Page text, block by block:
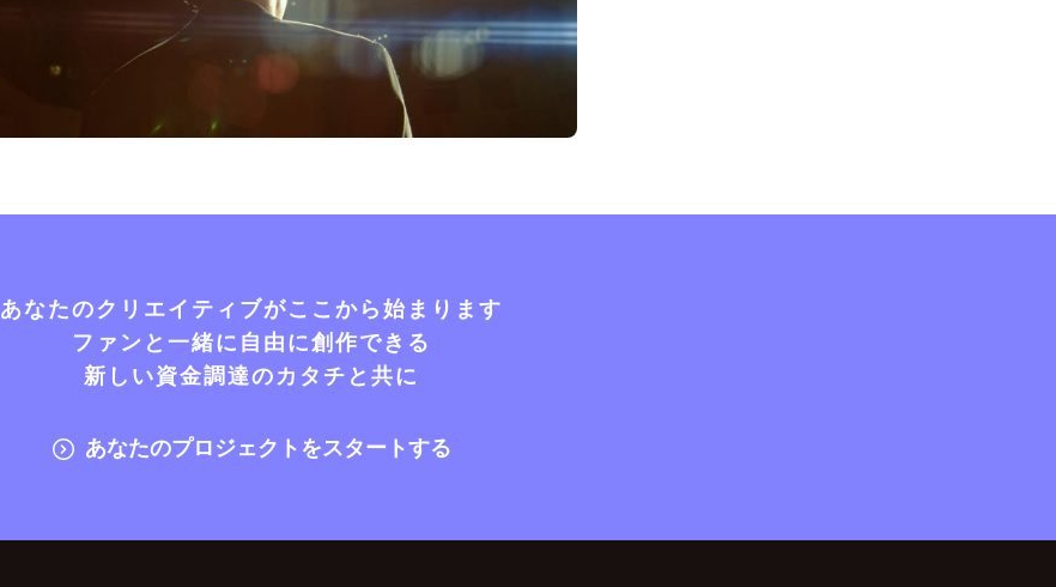
あなたのクリエイティブがここから始まります
ファンと一緒に自由に創作できる
新しい資金調達のカタチと共に
あなたのプロジェクトをスタートする